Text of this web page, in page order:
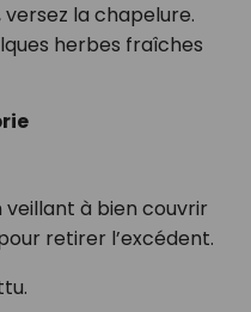
la chapelure.
herbes fraîches
veillant à bien couvrir
retirer l’excédent.